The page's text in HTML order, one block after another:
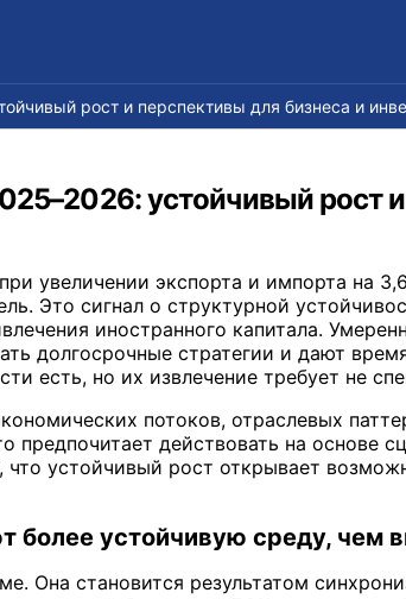
рост и перспективы для бизнеса и
устойчивый рост
увеличении экспорта и импорта на
Это сигнал о структурной
иностранного капитала.
долгосрочные стратегии и дают
есть, но их извлечение требует не
потоков, отраслевых
предпочитает действовать на основе
устойчивый рост открывает
более устойчивую среду, чем
Она становится результатом